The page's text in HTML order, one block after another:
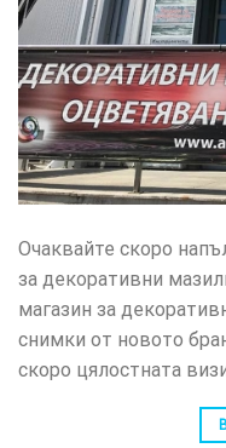
Очаквайте скоро
за декоративни
магазин за
снимки от новото
скоро цялостната